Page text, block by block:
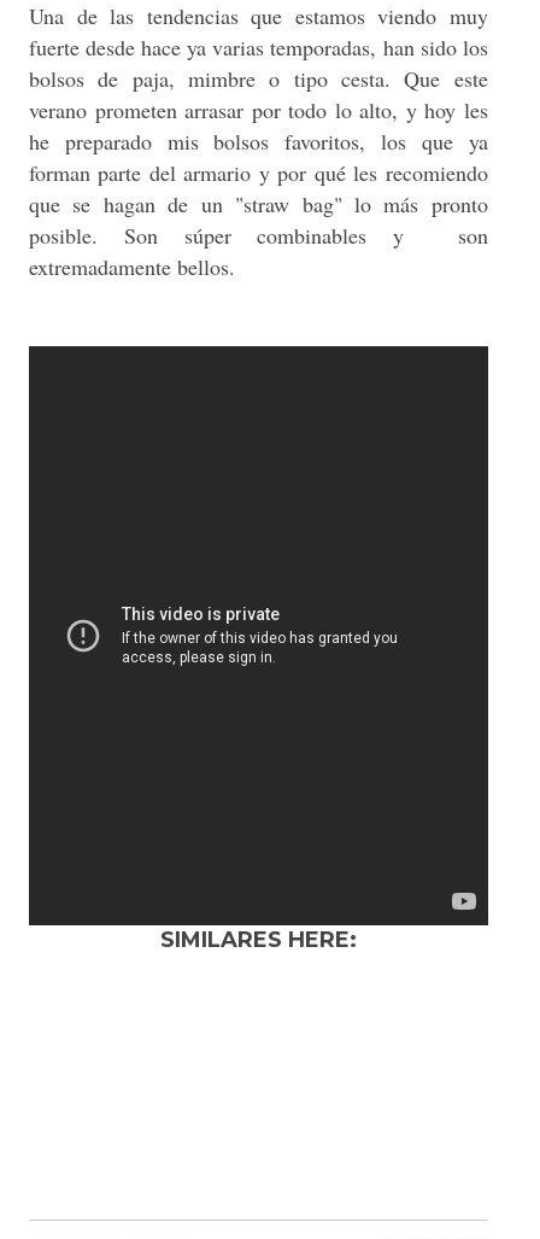
Una de las tendencias que estamos viendo muy
fuerte desde hace ya varias temporadas, han sido los
bolsos de paja, mimbre o tipo cesta. Que este
verano prometen arrasar por todo lo alto, y hoy les
he preparado mis bolsos favoritos, los que ya
forman parte del armario y por qué les recomiendo
que se hagan de un "straw bag" lo más pronto
posible. Son súper combinables y son
extremadamente bellos.
SIMILARES HERE: